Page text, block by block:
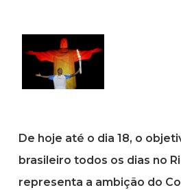
De hoje até o dia 18, o
brasileiro todos os dias no
representa a ambição do